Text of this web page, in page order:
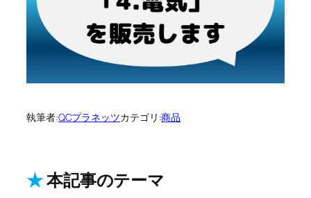
執筆者:QCプラネッツカテゴリ:商品
★本記事のテーマ